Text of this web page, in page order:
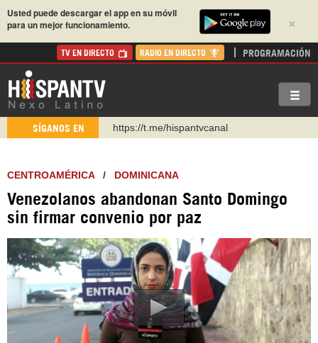
×
Usted puede descargar el app en su móvil
para un mejor funcionamiento.
TV EN DIRECTO RADIO EN DIRECTO PROGRAMACIÓN
SÍGANOS EN
https://t.me/hispantvcanal
https://www.facebook.com/Nexolatino.Canal
https://www.youtube.com/@nexo_latino
http://twitter.com/nexo_latino
CENTROAMÉRICA/ DOMINICANA
Venezolanos abandonan Santo Domingo
sin firmar convenio por paz